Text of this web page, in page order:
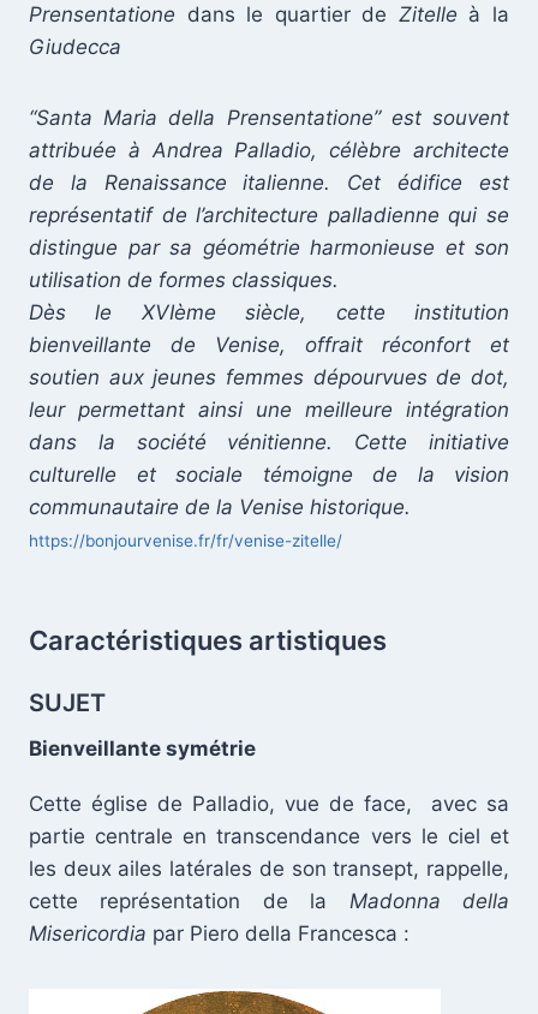
Prensentatione dans le quartier de Zitelle à la
Giudecca
“Santa Maria della Prensentatione” est souvent
attribuée à Andrea Palladio, célèbre architecte
de la Renaissance italienne. Cet édifice est
représentatif de l’architecture palladienne qui se
distingue par sa géométrie harmonieuse et son
utilisation de formes classiques.
Dès le XVIème siècle, cette institution
bienveillante de Venise, offrait réconfort et
soutien aux jeunes femmes dépourvues de dot,
leur permettant ainsi une meilleure intégration
dans la société vénitienne. Cette initiative
culturelle et sociale témoigne de la vision
communautaire de la Venise historique.
https://bonjourvenise.fr/fr/venise-zitelle/
Caractéristiques artistiques
SUJET
Bienveillante symétrie
Cette église de Palladio, vue de face, avec sa
partie centrale en transcendance vers le ciel et
les deux ailes latérales de son transept, rappelle,
cette représentation de la Madonna della
Misericordia par Piero della Francesca :